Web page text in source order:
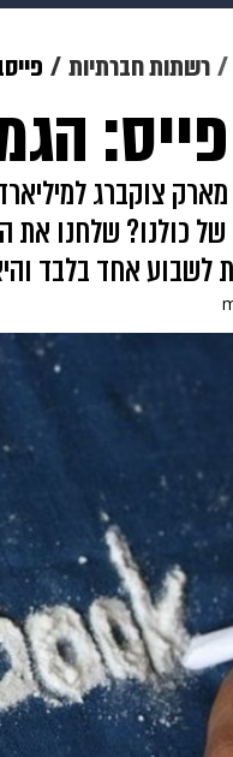
תרבות צבא
דיגיטל גאווה
רשתות חברתיות
פייס:
צוקברג
כולנו? שלחנו את
אחד בלבד